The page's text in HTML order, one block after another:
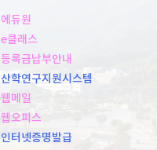
에듀원
e클래스
등록금납부안내
산학연구지원시스템
웹메일
웹오피스
인터넷증명발급